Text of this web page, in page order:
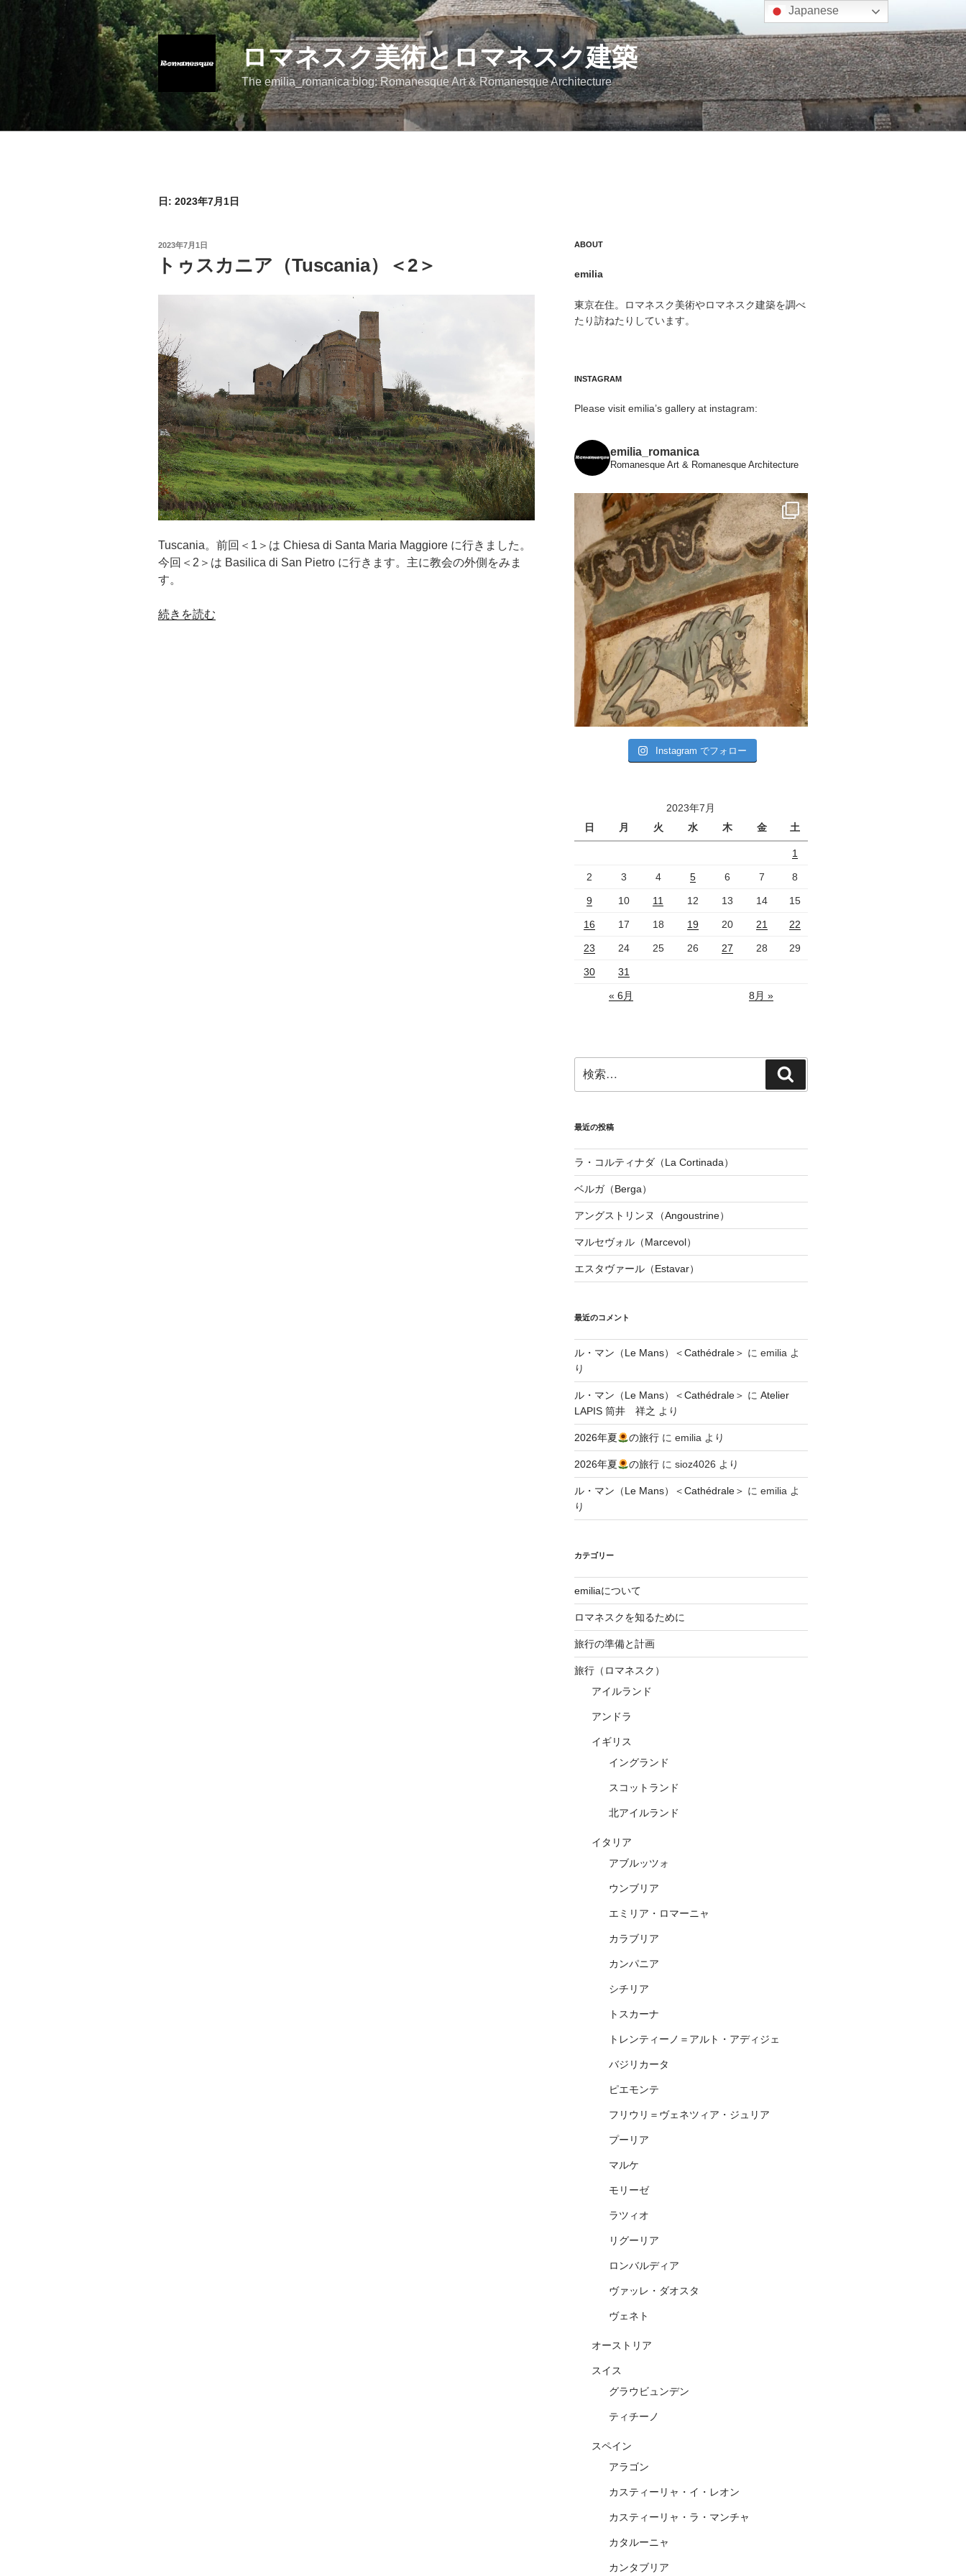
キ
ロマネスク美術とロマネスク建築
The emilia_romanica blog: Romanesque Art & Romanesque Architecture
日: 2023年7月1日
投
稿
日:
2023年7月1日
トゥスカニア（Tuscania）＜2＞
Tuscania。前回＜1＞は Chiesa di Santa Maria Maggiore に行きました。
今回＜2＞は Basilica di San Pietro に行きます。主に教会の外側をみま
す。
“ト
続きを読む
ABOUT
emilia
東京在住。ロマネスク美術やロマネスク建築を調べ
たり訪ねたりしています。
INSTAGRAM
Please visit emilia’s gallery at instagram:
emilia_romanica
Romanesque Art & Romanesque Architecture
Instagram でフォロー
2023年7月
日
月 火 水 木 金 土
1
2 3 4 5 6 7 8
9 10 11 12 13 14 15
16 17 18 19 20 21 22
23 24 25 26 27 28 29
30 31
« 6月 8月 »
索:
索
最近の投稿
ラ・コルティナダ（La Cortinada）
ベルガ（Berga）
アングストリンヌ（Angoustrine）
マルセヴォル（Marcevol）
エスタヴァール（Estavar）
最近のコメント
ル・マン（Le Mans）＜Cathédrale＞ に emiliaよ
り
ル・マン（Le Mans）＜Cathédrale＞ に Atelier
LAPIS 筒井 祥之 より
2026年夏 の旅行に emiliaより
2026年夏 の旅行に sioz4026 より
ル・マン（Le Mans）＜Cathédrale＞ に emiliaよ
り
カテゴリー
emiliaについて
ロマネスクを知るために
旅行の準備と計画
旅行（ロマネスク）
アイルランド
アンドラ
イギリス
イングランド
スコットランド
北アイルランド
イタリア
アブルッツォ
ウンブリア
エミリア・ロマーニャ
カラブリア
カンパニア
シチリア
トスカーナ
トレンティーノ＝アルト・アディジェ
バジリカータ
ピエモンテ
フリウリ＝ヴェネツィア・ジュリア
プーリア
マルケ
モリーゼ
ラツィオ
リグーリア
ロンバルディア
ヴァッレ・ダオスタ
ヴェネト
オーストリア
スイス
グラウビュンデン
ティチーノ
スペイン
アラゴン
カスティーリャ・イ・レオン
カスティーリャ・ラ・マンチャ
カタルーニャ
カンタブリア
Japanese